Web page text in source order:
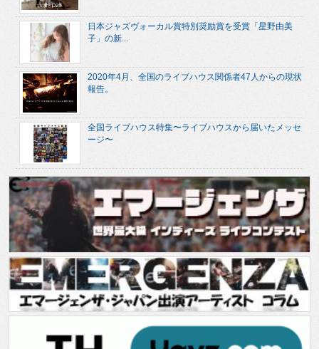
日本ジャズヴォーカル賞特別奨励賞を受賞「星野由美
子」の新...
2020年4月、全国のライブハウス関係者47人からの現状
報告。
全国ライブハウス特集〜ライブハウスから届いたメッセ
ージ〜